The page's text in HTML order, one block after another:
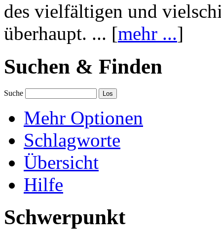
des vielfältigen und
überhaupt. ... [mehr ...]
Suchen & Finden
Suche
Mehr Optionen
Schlagworte
Übersicht
Hilfe
Schwerpunkt